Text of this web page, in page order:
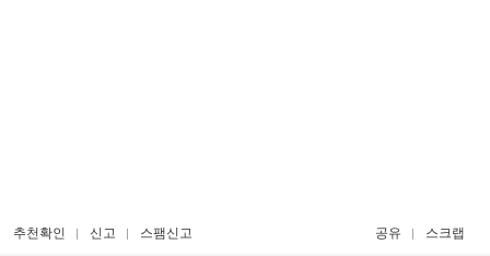
추천확인 신고 스팸신고 공유 스크랩